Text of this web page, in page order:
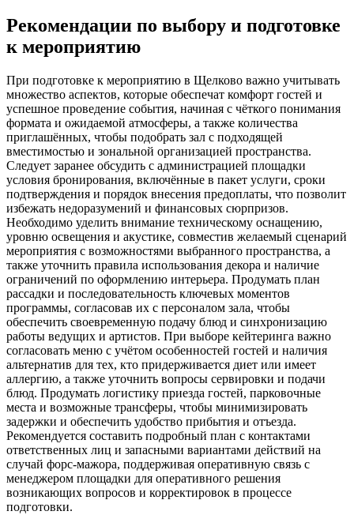
Рекомендации по выбору и подготовке
к мероприятию
При подготовке к мероприятию в Щелково важно учитывать
множество аспектов, которые обеспечат комфорт гостей и
успешное проведение события, начиная с чёткого понимания
формата и ожидаемой атмосферы, а также количества
приглашённых, чтобы подобрать зал с подходящей
вместимостью и зональной организацией пространства.
Следует заранее обсудить с администрацией площадки
условия бронирования, включённые в пакет услуги, сроки
подтверждения и порядок внесения предоплаты, что позволит
избежать недоразумений и финансовых сюрпризов.
Необходимо уделить внимание техническому оснащению,
уровню освещения и акустике, совместив желаемый сценарий
мероприятия с возможностями выбранного пространства, а
также уточнить правила использования декора и наличие
ограничений по оформлению интерьера. Продумать план
рассадки и последовательность ключевых моментов
программы, согласовав их с персоналом зала, чтобы
обеспечить своевременную подачу блюд и синхронизацию
работы ведущих и артистов. При выборе кейтеринга важно
согласовать меню с учётом особенностей гостей и наличия
альтернатив для тех, кто придерживается диет или имеет
аллергию, а также уточнить вопросы сервировки и подачи
блюд. Продумать логистику приезда гостей, парковочные
места и возможные трансферы, чтобы минимизировать
задержки и обеспечить удобство прибытия и отъезда.
Рекомендуется составить подробный план с контактами
ответственных лиц и запасными вариантами действий на
случай форс-мажора, поддерживая оперативную связь с
менеджером площадки для оперативного решения
возникающих вопросов и корректировок в процессе
подготовки.